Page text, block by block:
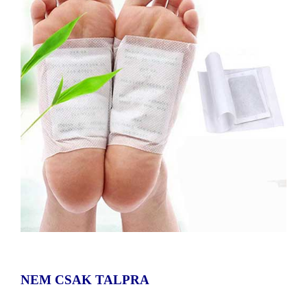
NEM CSAK TALPRA